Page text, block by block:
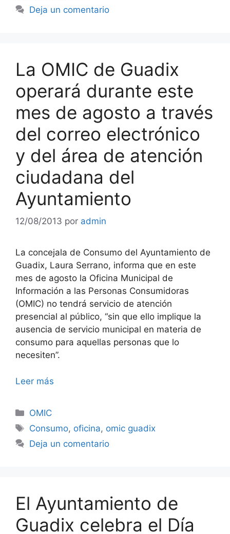
Deja un comentario
La OMIC de Guadix
operará durante este
mes de agosto a través
del correo electrónico
y del área de atención
ciudadana del
Ayuntamiento
12/08/2013 por admin
La concejala de Consumo del Ayuntamiento de
Guadix, Laura Serrano, informa que en este
mes de agosto la Oficina Municipal de
Información a las Personas Consumidoras
(OMIC) no tendrá servicio de atención
presencial al público, “sin que ello implique la
ausencia de servicio municipal en materia de
consumo para aquellas personas que lo
necesiten”.
Leer más
Categorías
OMIC
Etiquetas
Consumo, oficina, omic guadix
Deja un comentario
El Ayuntamiento de
Guadix celebra el Día